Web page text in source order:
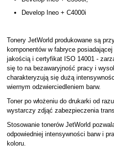
Develop Ineo + C4000i
Tonery JetWorld produkowane są
komponentów w fabryce
jakością i certyfikat ISO 14001 -
się to na bezawaryjność pracy i
charakteryzują się dużą
wiernym odzwierciedleniem barw.
Toner po włożeniu do drukarki od
wystarczy zdjąć zabezpieczenia
Stosowanie tonerów JetWorld
odpowiedniej intensywności barw i
koloru.